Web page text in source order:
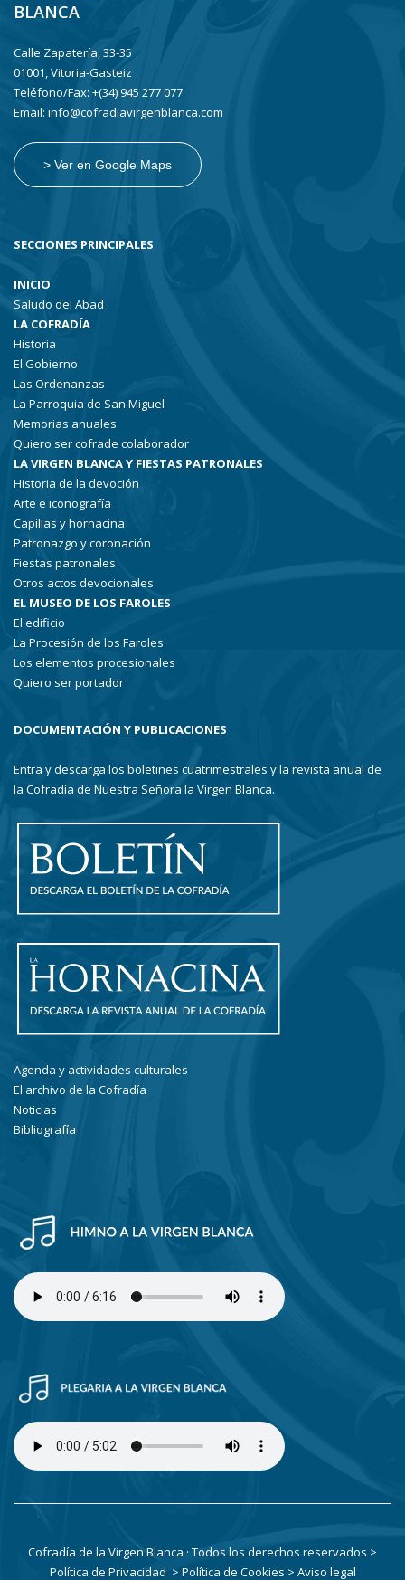
BLANCA
Calle Zapatería, 33-35
01001, Vitoria-Gasteiz
Teléfono/Fax: +(34) 945 277 077
Email: info@cofradiavirgenblanca.com
> Ver en Google Maps
SECCIONES PRINCIPALES
INICIO
Saludo del Abad
LA COFRADÍA
Historia
El Gobierno
Las Ordenanzas
La Parroquia de San Miguel
Memorias anuales
Quiero ser cofrade colaborador
LA VIRGEN BLANCA Y FIESTAS PATRONALES
Historia de la devoción
Arte e iconografía
Capillas y hornacina
Patronazgo y coronación
Fiestas patronales
Otros actos devocionales
EL MUSEO DE LOS FAROLES
El edificio
La Procesión de los Faroles
Los elementos procesionales
Quiero ser portador
DOCUMENTACIÓN Y PUBLICACIONES
Entra y descarga los boletines cuatrimestrales y la revista anual de
la Cofradía de Nuestra Señora la Virgen Blanca.
Agenda y actividades culturales
El archivo de la Cofradía
Noticias
Bibliografía
Cofradía de la Virgen Blanca · Todos los derechos reservados >
Política de Privacidad > Política de Cookies > Aviso legal